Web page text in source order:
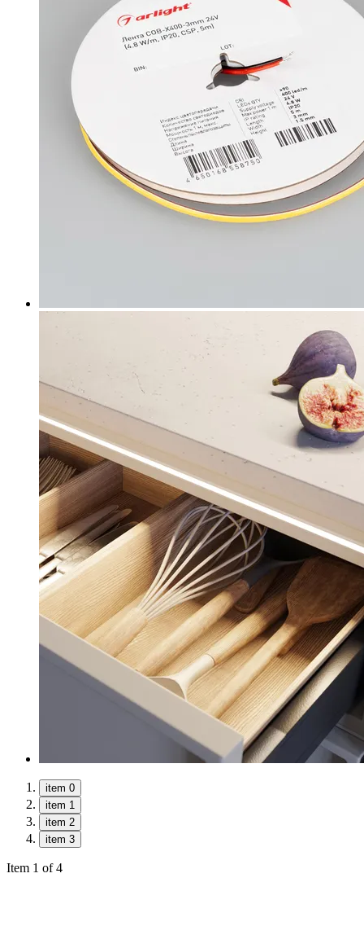
item 0
item 1
item 2
item 3
Item 1 of 4